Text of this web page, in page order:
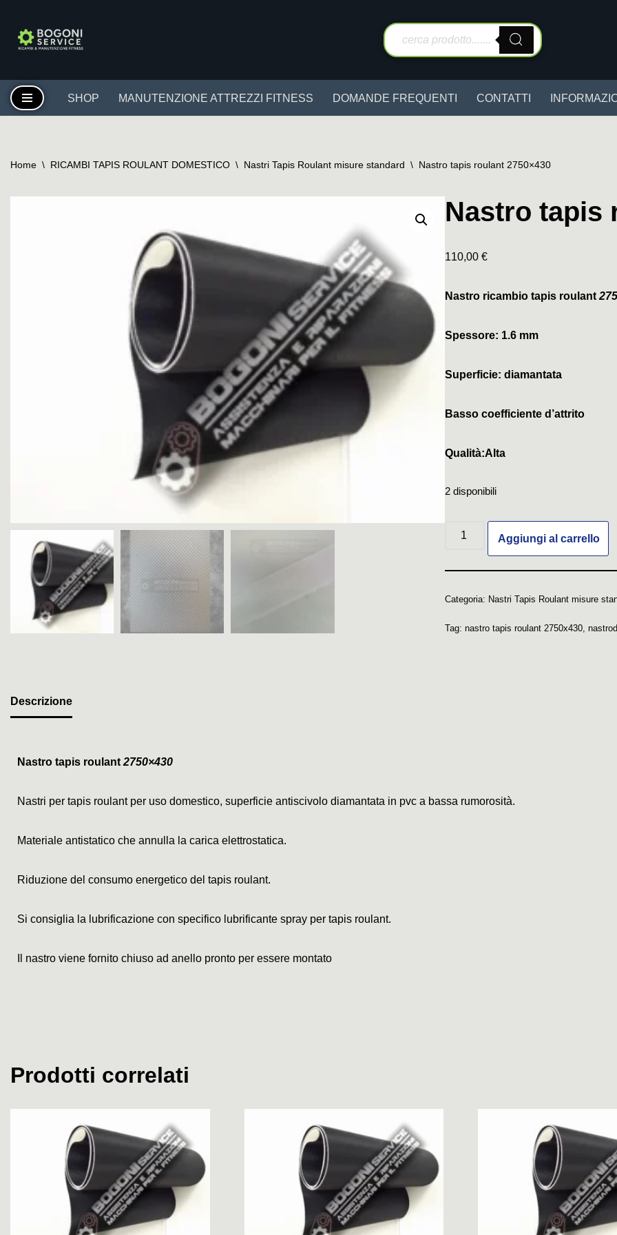
Vai
SHOP MANUTENZIONE ATTREZZI FITNESS DOMANDE FREQUENTI CONTATTI
Home \ RICAMBI TAPIS ROULANT DOMESTICO \ Nastri Tapis Roulant misure standard \ Nastro tapis roulant 2750×430
Nastro tapis
110,00 €
Nastro ricambio tapis roulant
Spessore: 1.6 mm
Superficie: diamantata
Basso coefficiente d’attrito
Qualità:Alta
2 disponibili
Aggiungi al carrello
Categoria: Nastri Tapis Roulant misure
Tag: nastro tapis roulant 2750x430,
Descrizione
Nastro tapis roulant 2750×430
Nastri per tapis roulant per uso domestico, superficie antiscivolo diamantata in pvc a bassa rumorosità.
Materiale antistatico che annulla la carica elettrostatica.
Riduzione del consumo energetico del tapis roulant.
Si consiglia la lubrificazione con specifico lubrificante spray per tapis roulant.
Il nastro viene fornito chiuso ad anello pronto per essere montato
Prodotti correlati